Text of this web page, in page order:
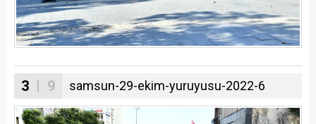
3 | 9 samsun-29-ekim-yuruyusu-2022-6